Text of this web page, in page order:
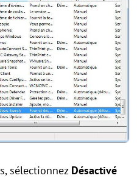
sélectionnez Désactivé